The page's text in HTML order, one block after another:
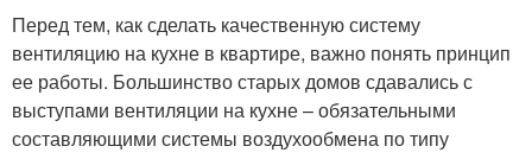
Перед тем, как сделать качественную систему
вентиляцию на кухне в квартире, важно понять принцип
ее работы. Большинство старых домов сдавались с
выступами вентиляции на кухне – обязательными
составляющими системы воздухообмена по типу